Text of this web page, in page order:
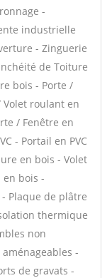
-
industrielle
- Zinguerie
de Toiture
bois - Porte /
roulant en
/ Fenêtre en
- Portail en PVC
en bois - Volet
bois -
Plaque de plâtre
thermique
non
-
de gravats -